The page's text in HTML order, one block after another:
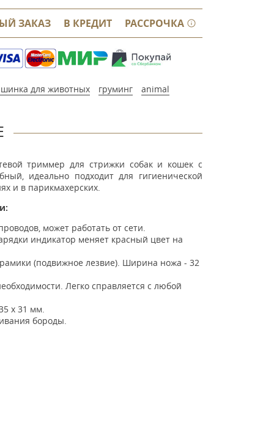
ЗАКАЗ В КРЕДИТ РАССРОЧКА
для животных груминг animal
триммер для стрижки собак и кошек с
идеально подходит для гигиенической
и в парикмахерских.
может работать от сети.
индикатор меняет красный цвет на
(подвижное лезвие). Ширина ножа - 32
Легко справляется с любой
х 31 мм.
бороды.